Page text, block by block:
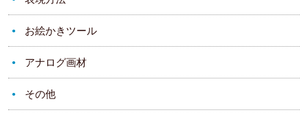
お絵かきツール
アナログ画材
その他